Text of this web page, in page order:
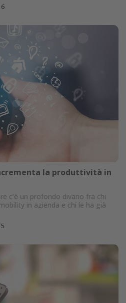
la produttività in
c’è un profondo divario fra chi
in azienda e chi le ha già